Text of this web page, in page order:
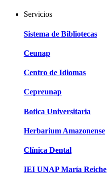
Servicios
Sistema de Bibliotecas
Ceunap
Centro de Idiomas
Cepreunap
Botica Universitaria
Herbarium Amazonense
Clínica Dental
IEI UNAP María Reiche